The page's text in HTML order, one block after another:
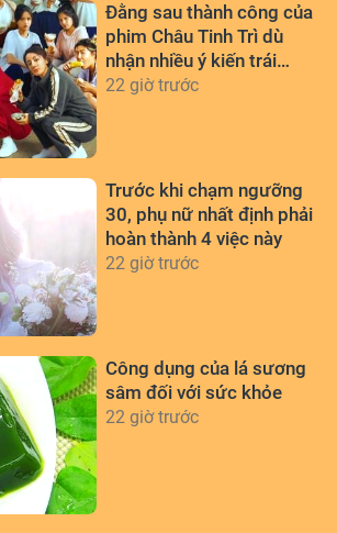
Đằng sau thành công của
phim Châu Tinh Trì dù
nhận nhiều ý kiến trái
chiều
22 giờ trước
Trước khi chạm ngưỡng
30, phụ nữ nhất định phải
hoàn thành 4 việc này
22 giờ trước
Công dụng của lá sương
sâm đối với sức khỏe
22 giờ trước